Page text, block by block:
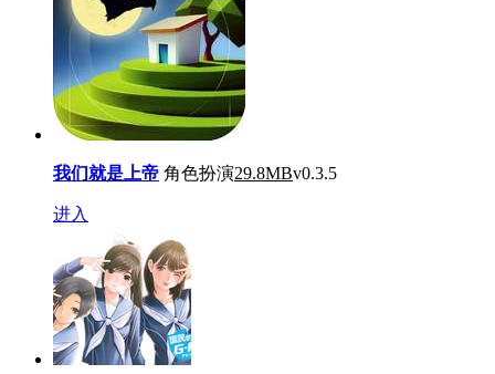
我们就是上帝 角色扮演29.8MBv0.3.5
进入